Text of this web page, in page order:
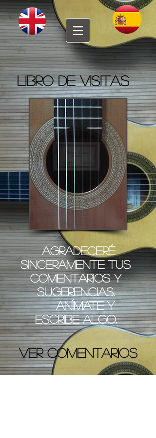
Libro de visitas
Agradeceré
sinceramente tus
comentarios y
sugerencias.
Anímate y
escribe algo.
VER COMENTARIOS